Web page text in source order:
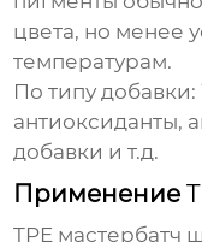
цвета, но менее
температурам.
По типу добавки:
антиоксиданты,
добавки и т.д.
Применение
TPE мастербатч